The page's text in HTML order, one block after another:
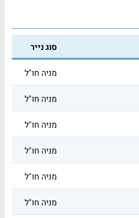
סוג נייר
מניה חו"ל
מניה חו"ל
מניה חו"ל
מניה חו"ל
מניה חו"ל
מניה חו"ל